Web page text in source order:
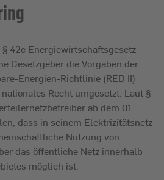
42c Energiewirtschaftsgesetz
Gesetzgeber die Vorgaben der
Energien-Richtlinie (RED II)
Recht umgesetzt. Laut §
ab dem 01.
dass in seinem Elektrizitätsnetz
Nutzung von
das öffentliche Netz innerhalb
möglich ist.